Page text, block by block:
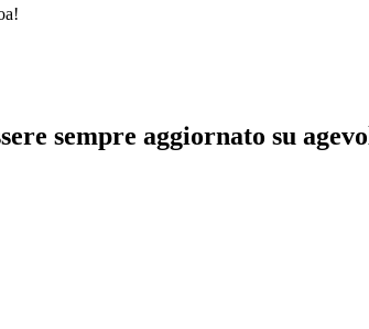
sempre aggiornato su